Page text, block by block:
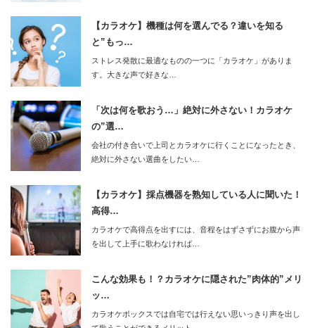
【カラオケ】機種は何を選んでる？違いを知る
と”もっ…
ストレス発散に最適なものの一つに「カラオケ」がありま
す。大きな声で好きな…
「次は何を歌おう…」絶対に外さない！カラオケ
の”選…
会社の付き合いで上司とカラオケに行くことになったとき、
絶対に外さない選曲をしたい…
【カラオケ】採点機器を熟知している人に聞いた！
高得…
カラオケで高得点を出すには、音程をはずさずにお腹から声
を出して上手に歌わなければ…
こんな効果も！？カラオケに隠された”肉体的”メリ
ッ…
カラオケボックスでは自宅では行えない思いっきり声を出し